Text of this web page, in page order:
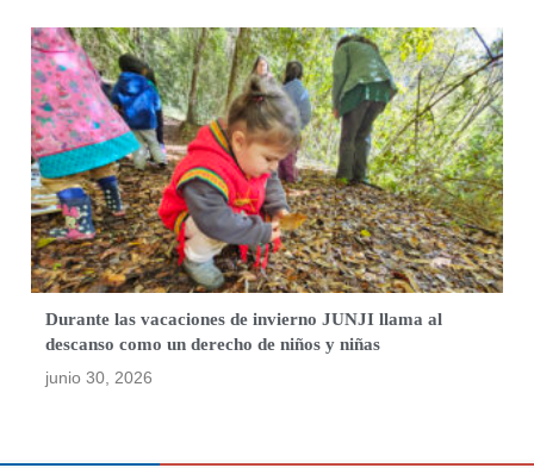
Durante las vacaciones de invierno JUNJI llama al
descanso como un derecho de niños y niñas
junio 30, 2026